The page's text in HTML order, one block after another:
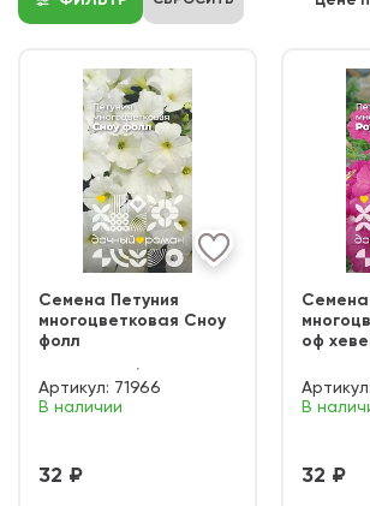
РУССКИЙ ОГОРОД
АЭЛИТА
Семена Петуния
многоцветковая Сноу
фолл
Артикул: 71966
В наличии
32 ₽
Семена
оф
Артикул:
В
32 ₽